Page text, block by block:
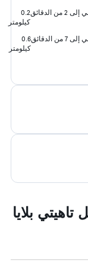
الدقائق
0.2
كيلومتر
الدقائق
0.6
كيلومتر
بلايا